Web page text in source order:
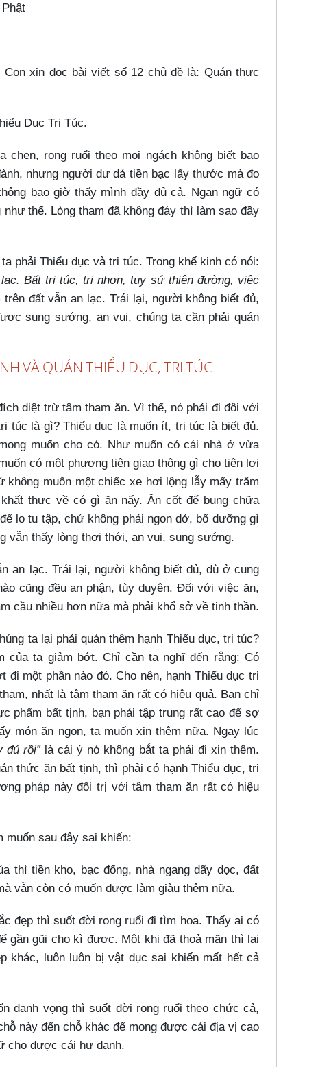
xin đọc bài viết số 12 chủ đề là: Quán thực
Dục Tri Túc.
chen, rong ruổi theo mọi ngách không biết bao
nhưng người dư dả tiền bạc lấy thước mà đo
bao giờ thấy mình đầy đủ cả. Ngạn ngữ có
như thế. Lòng tham đã không đáy thì làm sao đầy
phải Thiểu dục và tri túc. Trong khế kinh có nói:
Bất tri túc, tri nhơn, tuy sứ thiên đường, việc
đất vẫn an lạc. Trái lại, người không biết đủ,
sung sướng, an vui, chúng ta cần phải quán
VÀ QUÁN THIỂU DỤC, TRI TÚC
diệt trừ tâm tham ăn. Vì thế, nó phải đi đôi với
túc là gì? Thiểu dục là muốn ít, tri túc là biết đủ.
muốn cho có. Như muốn có cái nhà ở vừa
có một phương tiện giao thông gì cho tiện lợi
muốn một chiếc xe hơi lộng lẫy mấy trăm
thực về có gì ăn nấy. Ăn cốt để bụng chữa
lo tu tập, chứ không phải ngon dở, bổ dưỡng gì
vẫn thấy lòng thơi thới, an vui, sung sướng.
an lạc. Trái lại, người không biết đủ, dù ở cung
cũng đều an phận, tùy duyên. Đối với việc ăn,
cầu nhiều hơn nữa mà phải khổ sở về tinh thần.
ta lại phải quán thêm hạnh Thiểu dục, tri túc?
của ta giảm bớt. Chỉ cần ta nghĩ đến rằng: Có
một phần nào đó. Cho nên, hạnh Thiểu dục tri
nhất là tâm tham ăn rất có hiệu quả. Bạn chỉ
phẩm bất tịnh, bạn phải tập trung rất cao để sợ
món ăn ngon, ta muốn xin thêm nữa. Ngay lúc
đủ rồi”là cái ý nó không bắt ta phải đi xin thêm.
thức ăn bất tịnh, thì phải có hạnh Thiểu dục, tri
pháp này đối trị với tâm tham ăn rất có hiệu
sau đây sai khiến:
thì tiền kho, bạc đống, nhà ngang dãy dọc, đất
vẫn còn có muốn được làm giàu thêm nữa.
đẹp thì suốt đời rong ruổi đi tìm hoa. Thấy ai có
gần gũi cho kì được. Một khi đã thoả mãn thì lại
khác, luôn luôn bị vật dục sai khiến mất hết cả
danh vọng thì suốt đời rong ruổi theo chức cả,
này đến chỗ khác để mong được cái địa vị cao
cho được cái hư danh.